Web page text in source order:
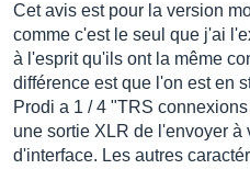
Cet avis est pour la version
comme c'est le seul que j'ai
à l'esprit qu'ils ont la même
différence est que l'on est en
Prodi a 1 / 4 "TRS
une sortie XLR de l'envoyer à
d'interface. Les autres